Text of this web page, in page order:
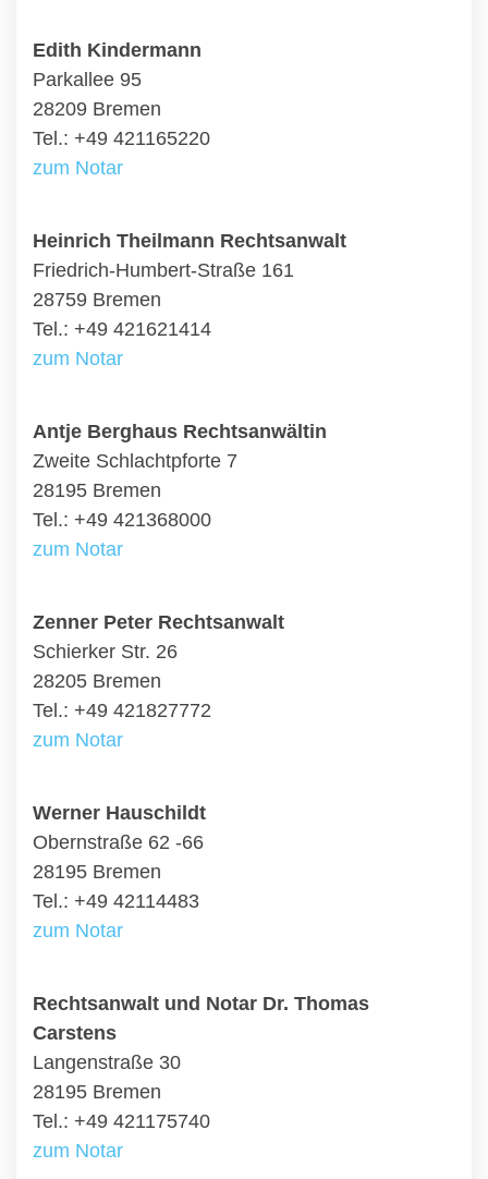
Edith Kindermann
Parkallee 95
28209 Bremen
Tel.: +49 421165220
zum Notar
Heinrich Theilmann Rechtsanwalt
Friedrich-Humbert-Straße 161
28759 Bremen
Tel.: +49 421621414
zum Notar
Antje Berghaus Rechtsanwältin
Zweite Schlachtpforte 7
28195 Bremen
Tel.: +49 421368000
zum Notar
Zenner Peter Rechtsanwalt
Schierker Str. 26
28205 Bremen
Tel.: +49 421827772
zum Notar
Werner Hauschildt
Obernstraße 62 -66
28195 Bremen
Tel.: +49 42114483
zum Notar
Rechtsanwalt und Notar Dr. Thomas
Carstens
Langenstraße 30
28195 Bremen
Tel.: +49 421175740
zum Notar